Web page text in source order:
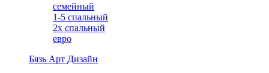
семейный
1-5 спальный
2х спальный
евро
Бязь Арт Дизайн